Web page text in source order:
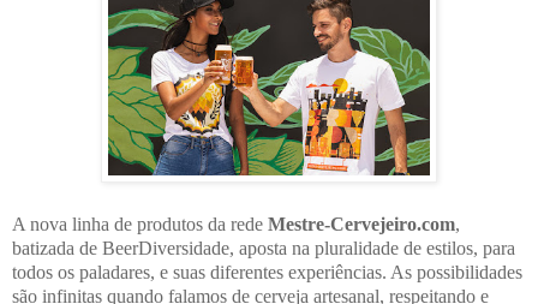
A nova linha de produtos da rede Mestre-Cervejeiro.com,
batizada de BeerDiversidade, aposta na pluralidade de estilos, para
todos os paladares, e suas diferentes experiências. As possibilidades
são infinitas quando falamos de cerveja artesanal, respeitando e